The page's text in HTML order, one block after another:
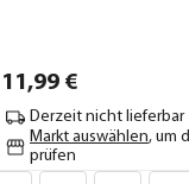
11,99 €
Derzeit nicht lieferbar
Markt auswählen, um
prüfen